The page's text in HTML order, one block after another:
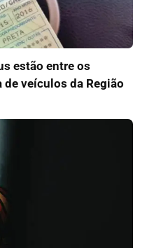
estão entre os
veículos da Região